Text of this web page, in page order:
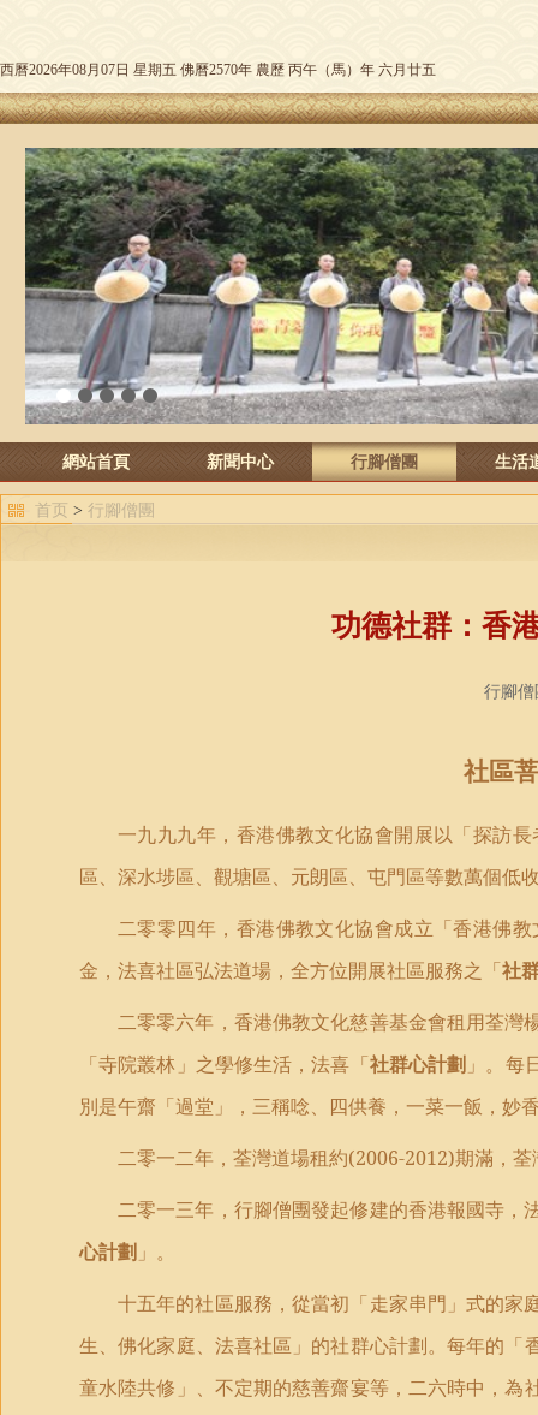
西曆2026年08月07日 星期五 佛曆2570年 農歷 丙午（馬）年 六月廿五
1 2 3 4 5
網站首頁 新聞中心 行腳僧團 生活
首页 > 行腳僧團
功德社群：香
行腳僧
社區
一九九九年，香港佛教文化協會開展以「探訪
區、深水埗區、觀塘區、元朗區、屯門區等數萬個低
二零零四年，香港佛教文化協會成立「香港佛
金，法喜社區弘法道場，全方位開展社區服務之「社
二零零六年，香港佛教文化慈善基金會租用荃
「寺院叢林」之學修生活，法喜「社群心計劃 」。每
別是午齋「過堂」，三稱唸、四供養，一菜一飯，妙
二零一二年，荃灣道場租約(2006-2012)期滿，荃
二零一三年，行腳僧團發起修建的香港報國寺
心計劃 」。
十五年的社區服務，從當初「走家串門」式的
生、佛化家庭、法喜社區」的社群心計劃。每年的
童水陸共修」、不定期的慈善齋宴等，二六時中，